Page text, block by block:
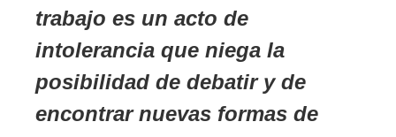
trabajo es un acto de
intolerancia que niega la
posibilidad de debatir y de
encontrar nuevas formas de